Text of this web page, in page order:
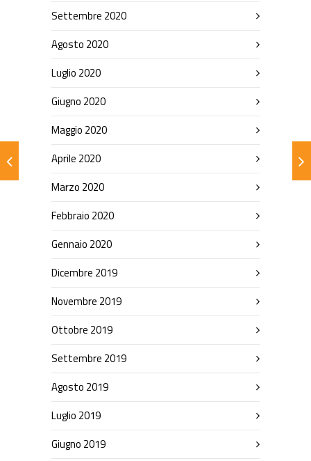
Settembre 2020
Agosto 2020
Luglio 2020
Giugno 2020
Maggio 2020
Aprile 2020
Marzo 2020
Febbraio 2020
Gennaio 2020
Dicembre 2019
Novembre 2019
Ottobre 2019
Settembre 2019
Agosto 2019
Luglio 2019
Giugno 2019